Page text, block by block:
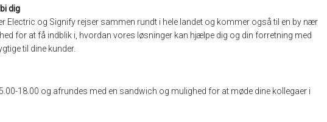
dig
Electric og Signify rejser sammen rundt i hele landet og kommer også til en by nær
for at få indblik i, hvordan vores løsninger kan hjælpe dig og din forretning med
til dine kunder.
18.00 og afrundes med en sandwich og mulighed for at møde dine kollegaer i